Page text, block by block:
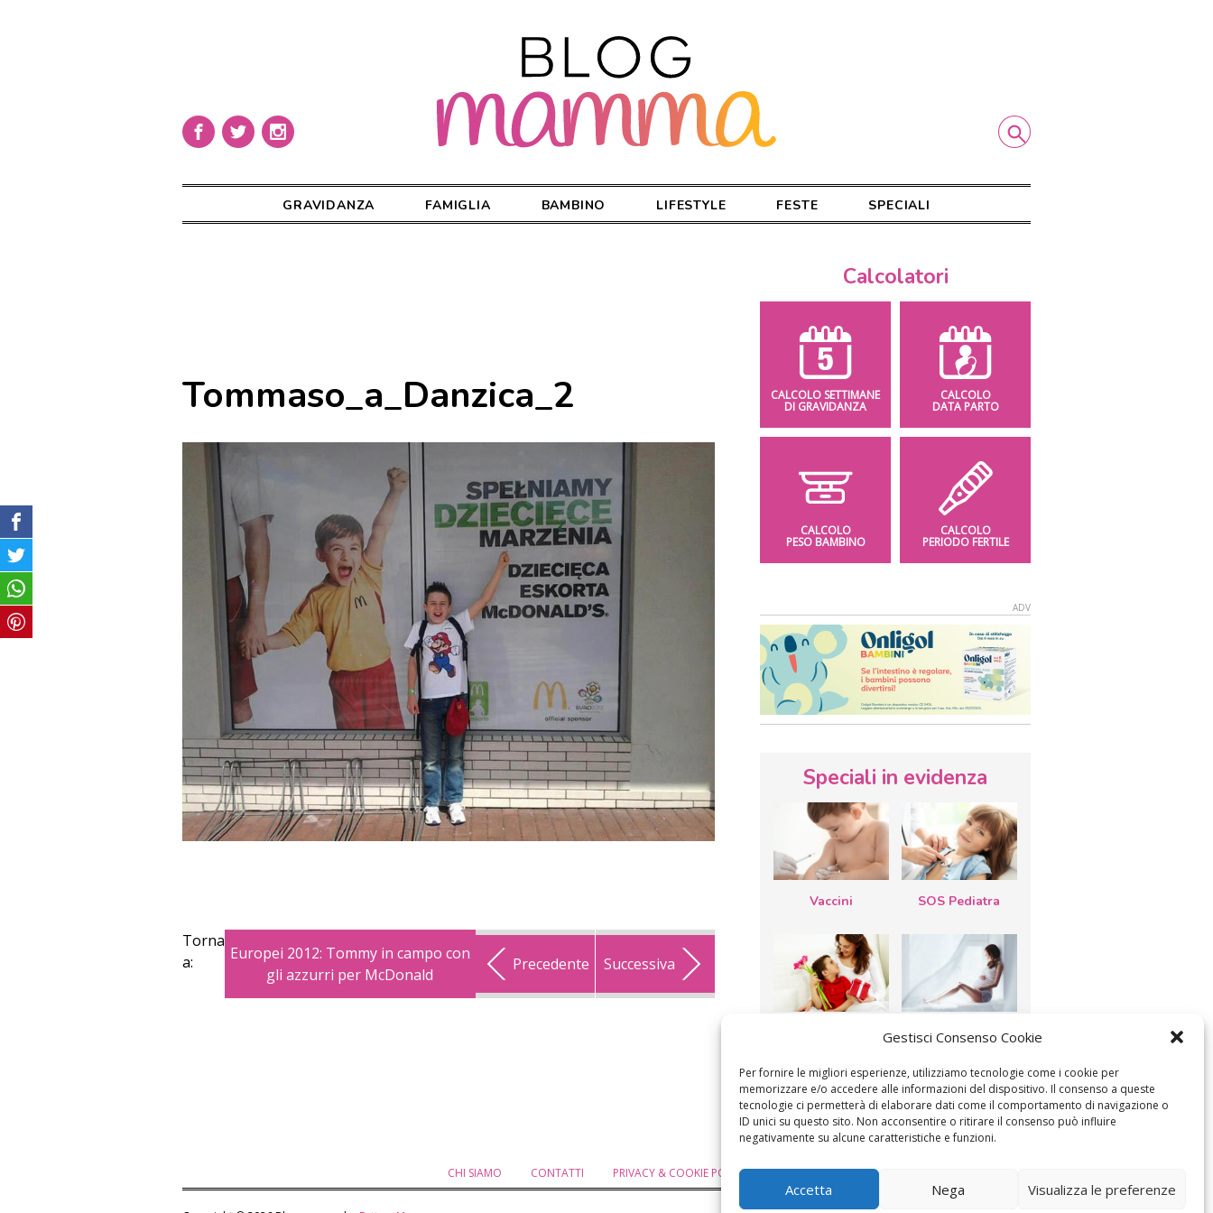
Gestisci Consenso Cookie
Per fornire le migliori esperienze, utilizziamo tecnologie come i cookie per
memorizzare e/o accedere alle informazioni del dispositivo. Il consenso a queste
tecnologie ci permetterà di elaborare dati come il comportamento di navigazione o
ID unici su questo sito. Non acconsentire o ritirare il consenso può influire
negativamente su alcune caratteristiche e funzioni.
Accetta Nega Visualizza le preferenze
GRAVIDANZA FAMIGLIA BAMBINO LIFESTYLE FESTE SPECIALI
Tommaso_a_Danzica_2
Torna
a:
Europei 2012: Tommy in campo con
gli azzurri per McDonald
Precedente Successiva
Calcolatori
CALCOLO SETTIMANE
DI GRAVIDANZA
CALCOLO
DATA PARTO
CALCOLO
PESO BAMBINO
CALCOLO
PERIODO FERTILE
Speciali in evidenza
Vaccini SOS Pediatra
mamma: lavoretti,
filastrocche
Le settimane di
gravidanza
CHI SIAMO CONTATTI PRIVACY & COOKIE POLICY MODIFICA IL CONSENSO